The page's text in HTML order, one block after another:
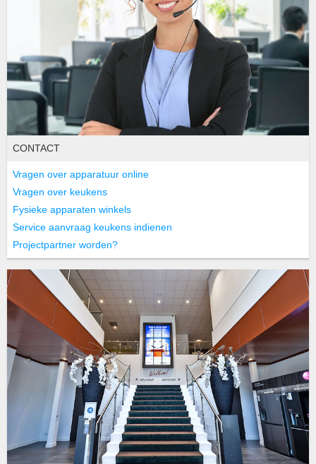
CONTACT
Vragen over apparatuur online
Vragen over keukens
Fysieke apparaten winkels
Service aanvraag keukens indienen
Projectpartner worden?